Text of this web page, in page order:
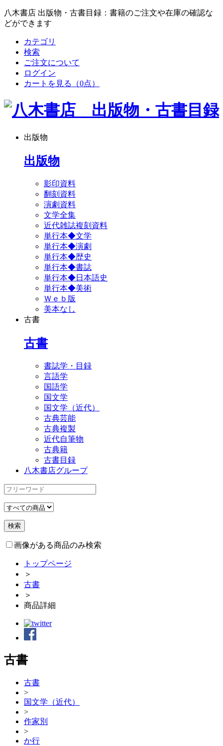
八木書店 出版物・古書目録：書籍のご注文や在庫の確認な
どができます
カテゴリ
検索
ご注文について
ログイン
カートを見る
（0点）
出版物
出版物
影印資料
翻刻資料
演劇資料
文学全集
近代雑誌複刻資料
単行本◆文学
単行本◆演劇
単行本◆歴史
単行本◆書誌
単行本◆日本語史
単行本◆美術
Ｗｅｂ版
美本なし
古書
古書
書誌学・目録
言語学
国語学
国文学
国文学（近代）
古典芸能
古典複製
近代自筆物
古典籍
古書目録
八木書店グループ
画像がある商品のみ検索
トップページ
＞
古書
＞
商品詳細
古書
古書
>
国文学（近代）
>
作家別
>
か行